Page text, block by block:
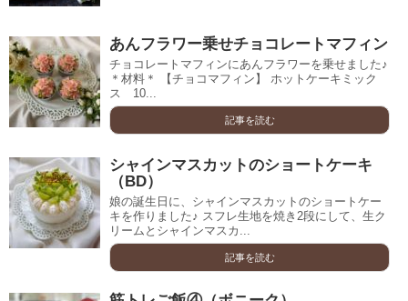
あんフラワー乗せチョコレートマフィン
チョコレートマフィンにあんフラワーを乗せました♪
＊材料＊ 【チョコマフィン】 ホットケーキミック
ス 10...
記事を読む
シャインマスカットのショートケーキ
（BD）
娘の誕生日に、シャインマスカットのショートケー
キを作りました♪ スフレ生地を焼き2段にして、生ク
リームとシャインマスカ...
記事を読む